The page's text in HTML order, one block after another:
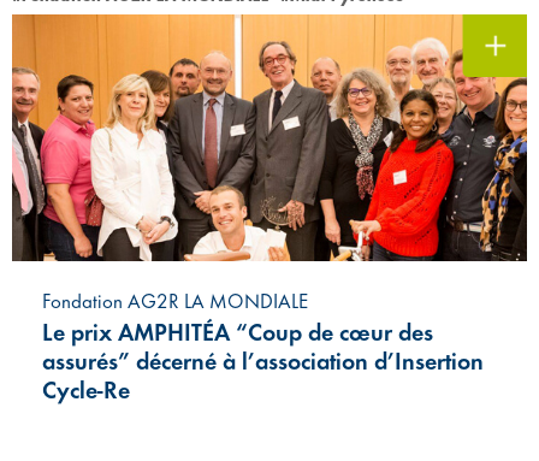
Fondation AG2R LA MONDIALE
Le prix AMPHITÉA “Coup de cœur des
assurés” décerné à l’association d’Insertion
Cycle-Re